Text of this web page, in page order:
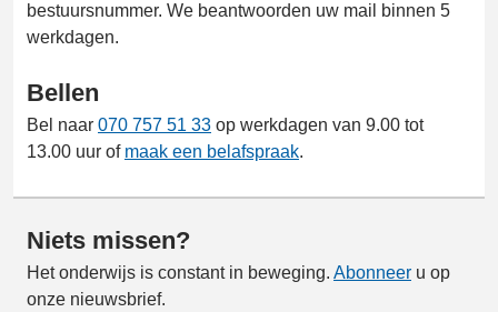
bestuursnummer. We beantwoorden uw mail binnen 5
werkdagen.
Bellen
Bel naar 070 757 51 33 op werkdagen van 9.00 tot
13.00 uur of maak een belafspraak.
Niets missen?
Het onderwijs is constant in beweging. Abonneer u op
onze nieuwsbrief.